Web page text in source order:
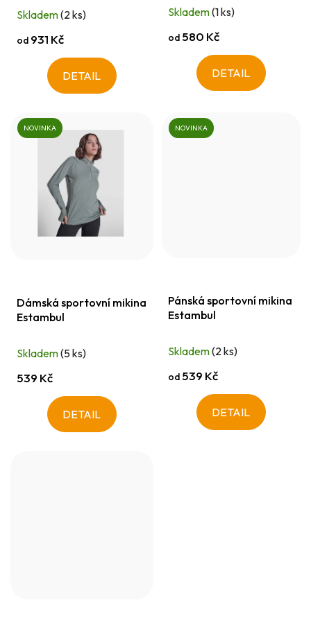
ů
Skladem(2 ks)
od 931 Kč
DETAIL
Skladem(1 ks)
od580 Kč
DETAIL
NOVINKA
Dámská sportovní mikina
Estambul
Skladem(5 ks)
539 Kč
DETAIL
NOVINKA
Pánská sportovní mikina
Estambul
Skladem(2 ks)
od539 Kč
DETAIL